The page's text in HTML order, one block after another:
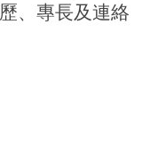
、專長及連絡